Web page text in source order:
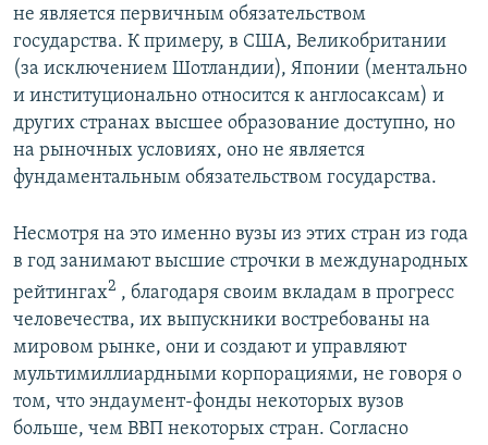
не является первичным обязательством
государства. К примеру, в США, Великобритании
(за исключением Шотландии), Японии (ментально
и институционально относится к англосаксам) и
других странах высшее образование доступно, но
на рыночных условиях, оно не является
фундаментальным обязательством государства.
Несмотря на это именно вузы из этих стран из года
в год занимают высшие строчки в международных
рейтингах2 , благодаря своим вкладам в прогресс
человечества, их выпускники востребованы на
мировом рынке, они и создают и управляют
мультимиллиардными корпорациями, не говоря о
том, что эндаумент-фонды некоторых вузов
больше, чем ВВП некоторых стран. Согласно